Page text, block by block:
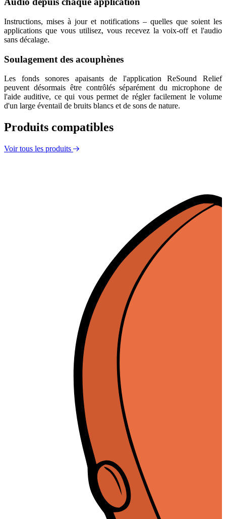
Instructions, mises à jour et notifications – quelles que soient les
applications que vous utilisez, vous recevez la voix-off et l'audio
sans décalage.
Soulagement des acouphènes
Les fonds sonores apaisants de l'application ReSound Relief
peuvent désormais être contrôlés séparément du microphone de
l'aide auditive, ce qui vous permet de régler facilement le volume
d'un large éventail de bruits blancs et de sons de nature.
Produits compatibles
Voir tous les produits